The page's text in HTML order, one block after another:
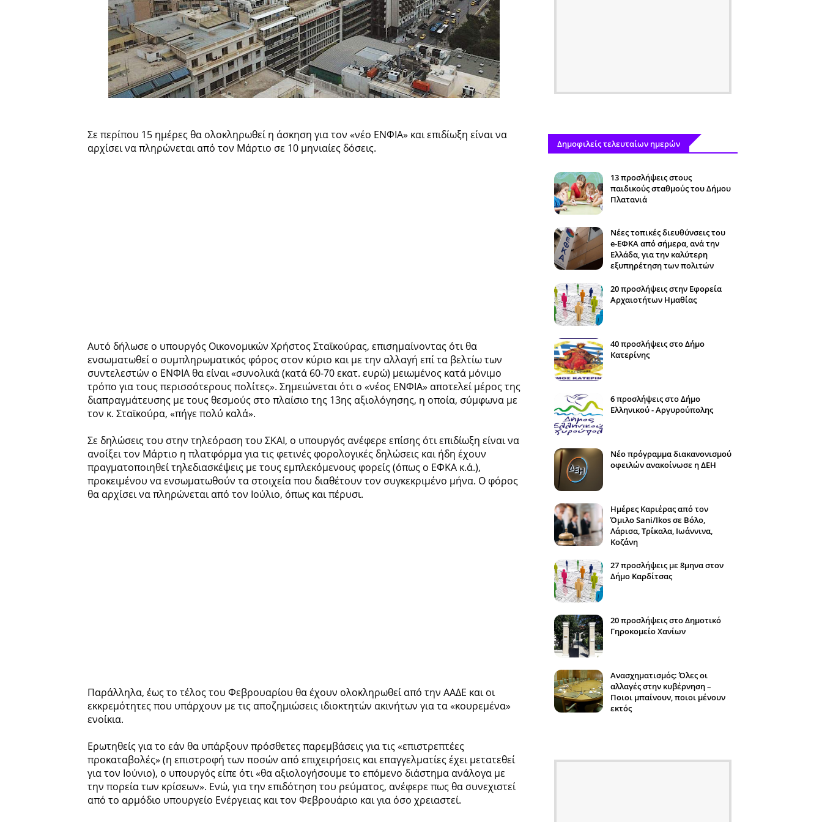
Σε περίπου 15 ημέρες θα ολοκληρωθεί η άσκηση για τον «νέο ΕΝΦΙΑ» και επιδίωξη είναι να
αρχίσει να πληρώνεται από τον Μάρτιο σε 10 μηνιαίες δόσεις.
Αυτό δήλωσε ο υπουργός Οικονομικών Χρήστος Σταϊκούρας, επισημαίνοντας ότι θα
ενσωματωθεί ο συμπληρωματικός φόρος στον κύριο και με την αλλαγή επί τα βελτίω των
συντελεστών ο ΕΝΦΙΑ θα είναι «συνολικά (κατά 60-70 εκατ. ευρώ) μειωμένος κατά μόνιμο
τρόπο για τους περισσότερους πολίτες». Σημειώνεται ότι ο «νέος ΕΝΦΙΑ» αποτελεί μέρος της
διαπραγμάτευσης με τους θεσμούς στο πλαίσιο της 13ης αξιολόγησης, η οποία, σύμφωνα με
τον κ. Σταϊκούρα, «πήγε πολύ καλά».
Σε δηλώσεις του στην τηλεόραση του ΣΚΑΙ, ο υπουργός ανέφερε επίσης ότι επιδίωξη είναι να
ανοίξει τον Μάρτιο η πλατφόρμα για τις φετινές φορολογικές δηλώσεις και ήδη έχουν
πραγματοποιηθεί τηλεδιασκέψεις με τους εμπλεκόμενους φορείς (όπως ο ΕΦΚΑ κ.ά.),
προκειμένου να ενσωματωθούν τα στοιχεία που διαθέτουν τον συγκεκριμένο μήνα. Ο φόρος
θα αρχίσει να πληρώνεται από τον Ιούλιο, όπως και πέρυσι.
Παράλληλα, έως το τέλος του Φεβρουαρίου θα έχουν ολοκληρωθεί από την ΑΑΔΕ και οι
εκκρεμότητες που υπάρχουν με τις αποζημιώσεις ιδιοκτητών ακινήτων για τα «κουρεμένα»
ενοίκια.
Ερωτηθείς για το εάν θα υπάρξουν πρόσθετες παρεμβάσεις για τις «επιστρεπτέες
προκαταβολές» (η επιστροφή των ποσών από επιχειρήσεις και επαγγελματίες έχει μετατεθεί
για τον Ιούνιο), ο υπουργός είπε ότι «θα αξιολογήσουμε το επόμενο διάστημα ανάλογα με
την πορεία των κρίσεων». Ενώ, για την επιδότηση του ρεύματος, ανέφερε πως θα συνεχιστεί
από το αρμόδιο υπουργείο Ενέργειας και τον Φεβρουάριο και για όσο χρειαστεί.
Δημοφιλείς τελευταίων ημερών
13 προσλήψεις στους
παιδικούς σταθμούς του Δήμου
Πλατανιά
Νέες τοπικές διευθύνσεις του
e-ΕΦΚΑ από σήμερα, ανά την
Ελλάδα, για την καλύτερη
εξυπηρέτηση των πολιτών
20 προσλήψεις στην Εφορεία
Αρχαιοτήτων Ημαθίας
40 προσλήψεις στο Δήμο
Κατερίνης
6 προσλήψεις στο Δήμο
Ελληνικού - Αργυρούπολης
Νέο πρόγραμμα διακανονισμού
οφειλών ανακοίνωσε η ΔΕΗ
Ημέρες Καριέρας από τον
Όμιλο Sani/Ikos σε Βόλο,
Λάρισα, Τρίκαλα, Ιωάννινα,
Κοζάνη
27 προσλήψεις με 8μηνα στον
Δήμο Καρδίτσας
20 προσλήψεις στο Δημοτικό
Γηροκομείο Χανίων
Ανασχηματισμός: Όλες οι
αλλαγές στην κυβέρνηση –
Ποιοι μπαίνουν, ποιοι μένουν
εκτός